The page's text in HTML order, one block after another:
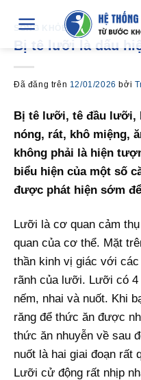
nội
dung
SỐNG KHỎE
Bị tê lưỡi là dấu
Đã đăng trên 12/01/2026 bởi
Bị tê lưỡi, tê đầu lưỡi,
nóng, rát, khô miệng,
không phải là hiện
biểu hiện của một số
được phát hiện sớm
Lưỡi là cơ quan cảm
quan của cơ thể. Mặt
thần kinh vị giác với
rãnh của lưỡi. Lưỡi có 4
nếm, nhai và nuốt. Khi
răng để thức ăn được
thức ăn nhuyễn về sau
nuốt là hai giai đoạn rất
Lưỡi cử động rất nhịp